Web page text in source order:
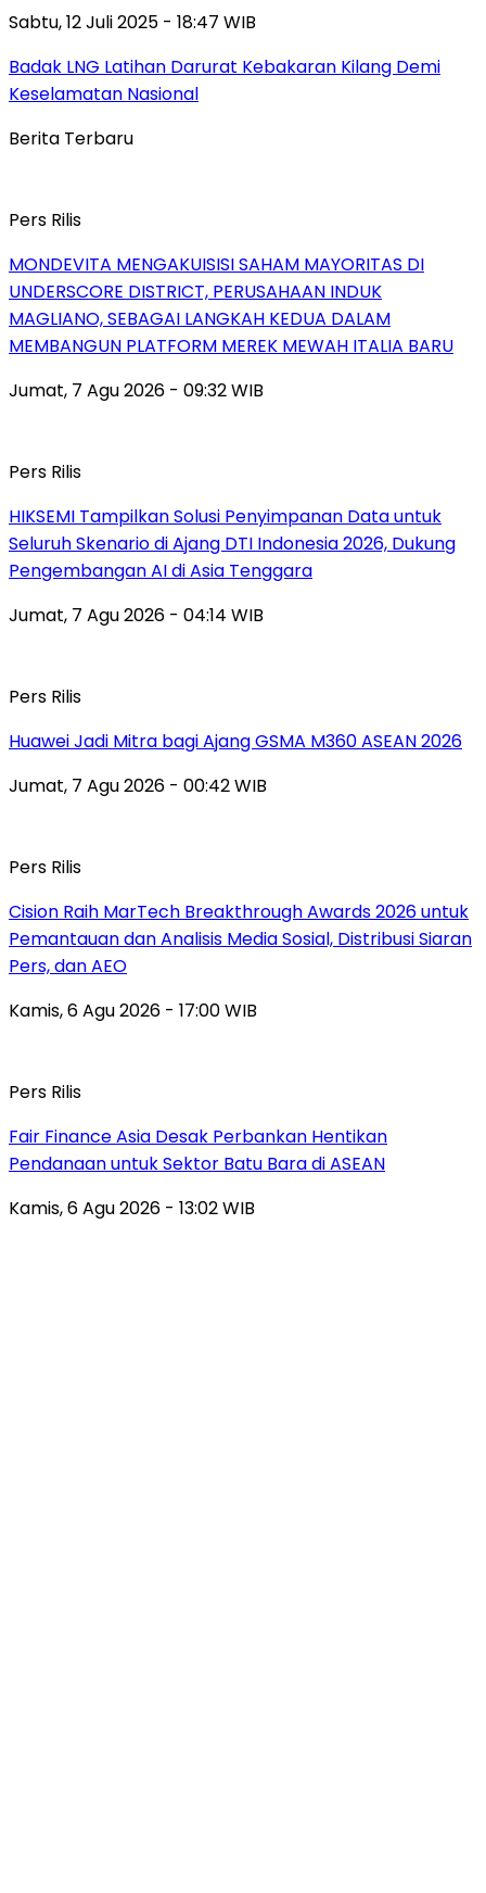
Sabtu, 12 Juli 2025 - 18:47 WIB
Badak LNG Latihan Darurat Kebakaran Kilang Demi
Keselamatan Nasional
Berita Terbaru
Pers Rilis
MONDEVITA MENGAKUISISI SAHAM MAYORITAS DI
UNDERSCORE DISTRICT, PERUSAHAAN INDUK
MAGLIANO, SEBAGAI LANGKAH KEDUA DALAM
MEMBANGUN PLATFORM MEREK MEWAH ITALIA BARU
Jumat, 7 Agu 2026 - 09:32 WIB
Pers Rilis
HIKSEMI Tampilkan Solusi Penyimpanan Data untuk
Seluruh Skenario di Ajang DTI Indonesia 2026, Dukung
Pengembangan AI di Asia Tenggara
Jumat, 7 Agu 2026 - 04:14 WIB
Pers Rilis
Huawei Jadi Mitra bagi Ajang GSMA M360 ASEAN 2026
Jumat, 7 Agu 2026 - 00:42 WIB
Pers Rilis
Cision Raih MarTech Breakthrough Awards 2026 untuk
Pemantauan dan Analisis Media Sosial, Distribusi Siaran
Pers, dan AEO
Kamis, 6 Agu 2026 - 17:00 WIB
Pers Rilis
Fair Finance Asia Desak Perbankan Hentikan
Pendanaan untuk Sektor Batu Bara di ASEAN
Kamis, 6 Agu 2026 - 13:02 WIB